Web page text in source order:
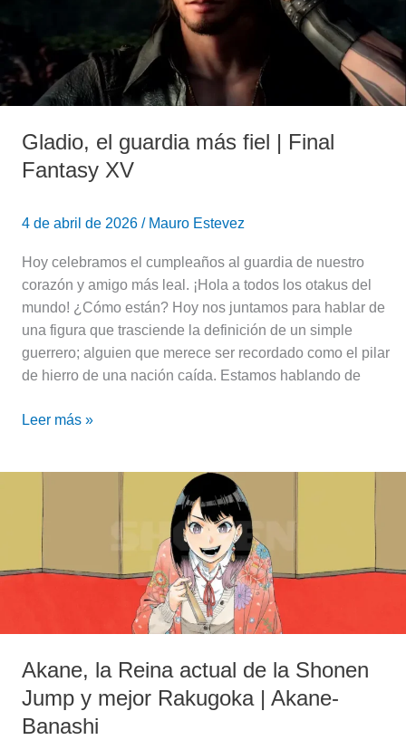
Gladio, el guardia más fiel | Final
Fantasy XV
4 de abril de 2026 / Mauro Estevez
Hoy celebramos el cumpleaños al guardia de nuestro
corazón y amigo más leal. ​¡Hola a todos los otakus del
mundo! ¿Cómo están? Hoy nos juntamos para hablar de
una figura que trasciende la definición de un simple
guerrero; alguien que merece ser recordado como el pilar
de hierro de una nación caída. Estamos hablando de
Fantasy
XV
Leer más »
Akane, la Reina actual de la Shonen
Jump y mejor Rakugoka | Akane-
Banashi
Akane,
Reina
actual
de
y
Rakugoka
|